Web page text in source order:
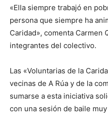
«Ella siempre trabajó en
persona que siempre ha
Caridad», comenta Carmen
integrantes del colectivo.
Las «Voluntarias de la
vecinas de A Rúa y de la
sumarse a esta iniciativa
con una sesión de baile